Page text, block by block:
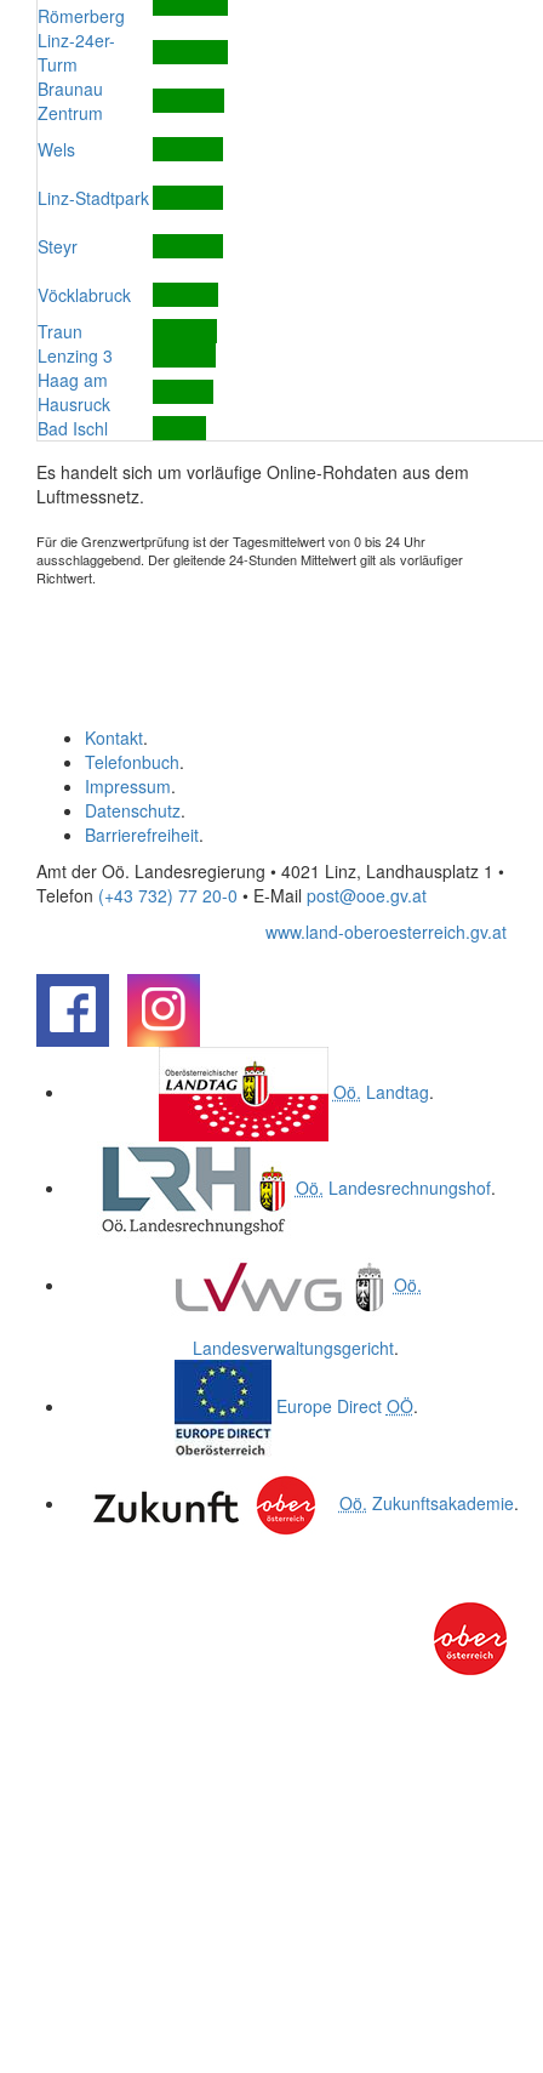
Römerberg
Linz-24er-
Turm
Braunau
Zentrum
Wels
Linz-Stadtpark
Steyr
Vöcklabruck
Traun
Lenzing 3
Haag am
Hausruck
Bad Ischl
Es handelt sich um vorläufige Online-Rohdaten aus dem
Luftmessnetz.
Für die Grenzwertprüfung ist der Tagesmittelwert von 0 bis 24 Uhr
ausschlaggebend. Der gleitende 24-Stunden Mittelwert gilt als vorläufiger
Richtwert.
Kontakt.
Telefonbuch.
Impressum.
Datenschutz.
Barrierefreiheit.
Amt der Oö. Landesregierung • 4021 Linz, Landhausplatz 1 •
Telefon (+43 732) 77 20-0 • E-Mail post@ooe.gv.at
www.land-oberoesterreich.gv.at
Oö. Landtag.
Oö. Landesrechnungshof.
Oö.
Landesverwaltungsgericht.
Europe Direct OÖ.
Oö. Zukunftsakademie.